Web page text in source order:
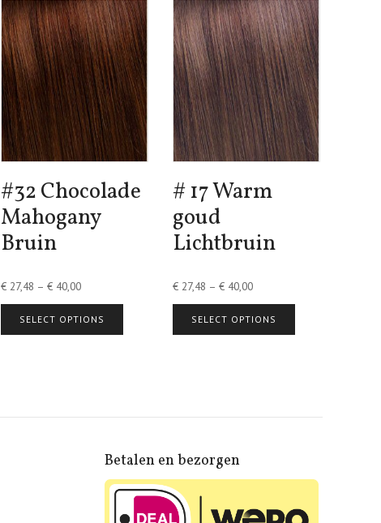
#32 Chocolade
Mahogany
Bruin
€27,48 – €40,00
SELECT OPTIONS
# 17 Warm
goud
Lichtbruin
€27,48 – €40,00
SELECT OPTIONS
Betalen en bezorgen